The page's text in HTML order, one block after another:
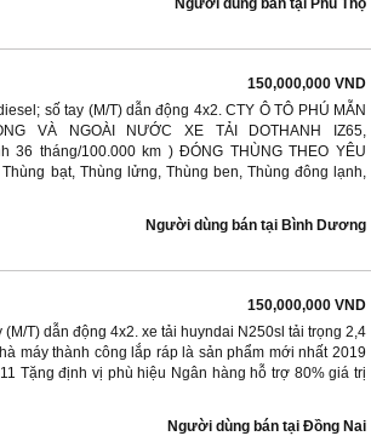
Người dùng bán tại Phú Thọ
150,000,000 VND
số tay (M/T) dẫn động 4x2. CTY Ô TÔ PHÚ MẪN
VÀ NGOÀI NƯỚC XE TẢI DOTHANH IZ65,
36 tháng/100.000 km ) ĐÓNG THÙNG THEO YÊU
bạt, Thùng lửng, Thùng ben, Thùng đông lạnh,
Người dùng bán tại Bình Dương
150,000,000 VND
T) dẫn động 4x2. xe tải huyndai N250sl tải trọng 2,4
máy thành công lắp ráp là sản phẩm mới nhất 2019
Tặng định vị phù hiệu Ngân hàng hỗ trợ 80% giá trị
Người dùng bán tại Ðồng Nai